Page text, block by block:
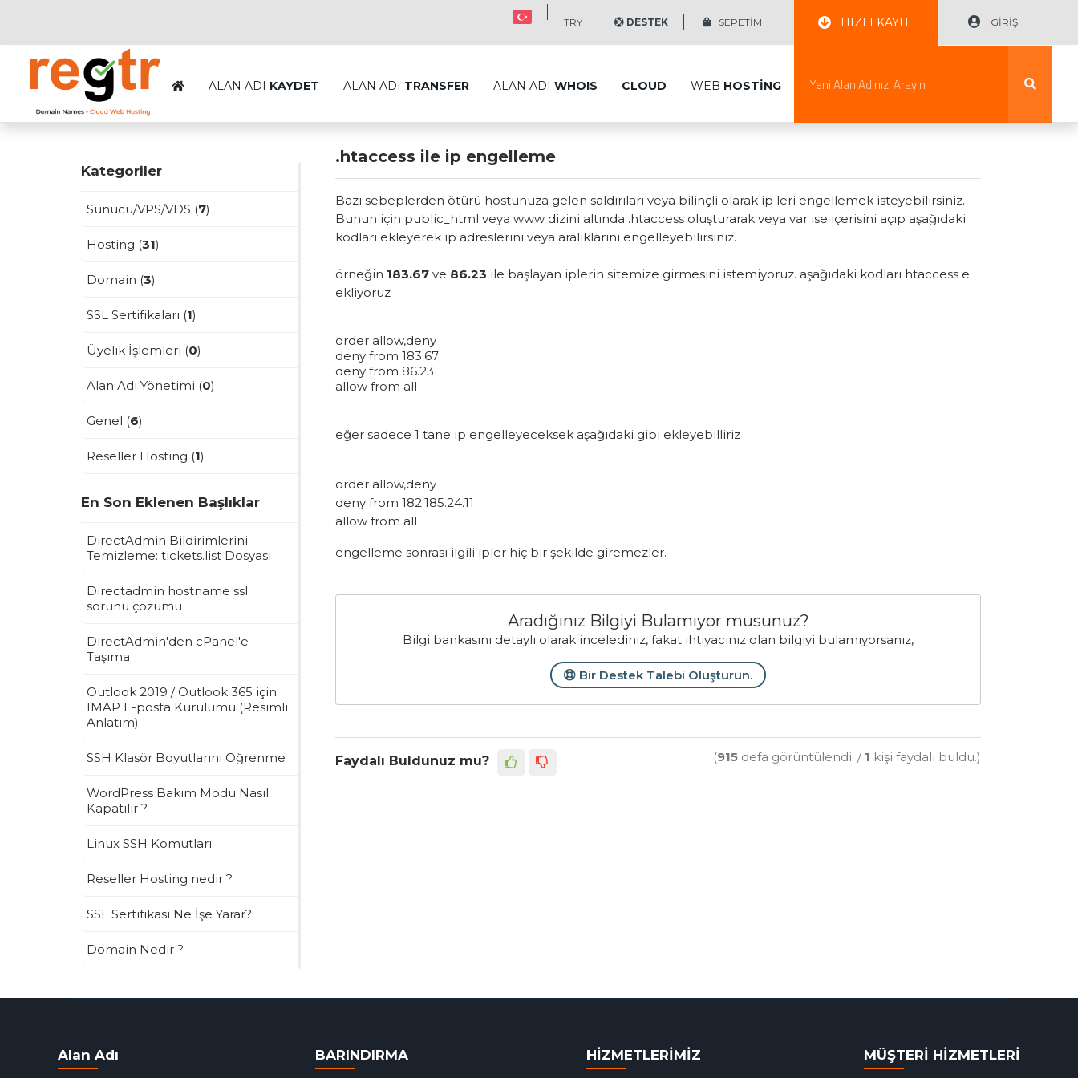
HIZLI KAYIT GİRİŞ
TRY DESTEK SEPETİM
ALAN ADI KAYDET ALAN ADI TRANSFER ALAN ADI WHOIS CLOUD WEB HOSTİNG
.htaccess ile ip engelleme
Bazı sebeplerden ötürü hostunuza gelen saldırıları veya bilinçli olarak ip leri engellemek isteyebilirsiniz.
Bunun için public_html veya www dizini altında .htaccess oluşturarak veya var ise içerisini açıp aşağıdaki
kodları ekleyerek ip adreslerini veya aralıklarını engelleyebilirsiniz.
örneğin 183.67ve 86.23 ile başlayan iplerin sitemize girmesini istemiyoruz. aşağıdaki kodları htaccess e
ekliyoruz :
order allow,deny
deny from 183.67
deny from 86.23
allow from all
eğer sadece 1 tane ip engelleyeceksek aşağıdaki gibi ekleyebilliriz
order allow,deny
deny from 182.185.24.11
allow from all
engelleme sonrası ilgili ipler hiç bir şekilde giremezler.
Aradığınız Bilgiyi Bulamıyor musunuz?
Bilgi bankasını detaylı olarak incelediniz, fakat ihtiyacınız olan bilgiyi bulamıyorsanız,
Bir Destek Talebi Oluşturun.
Faydalı Buldunuz mu? (915 defa görüntülendi. / 1 kişi faydalı buldu.)
Kategoriler
Sunucu/VPS/VDS (7)
Hosting (31)
Domain (3)
SSL Sertifikaları (1)
Üyelik İşlemleri (0)
Alan Adı Yönetimi (0)
Genel (6)
Reseller Hosting (1)
En Son Eklenen Başlıklar
DirectAdmin Bildirimlerini
Temizleme: tickets.list Dosyası
Directadmin hostname ssl
sorunu çözümü
DirectAdmin'den cPanel'e
Taşıma
Outlook 2019 / Outlook 365 için
IMAP E-posta Kurulumu (Resimli
Anlatım)
SSH Klasör Boyutlarını Öğrenme
WordPress Bakım Modu Nasıl
Kapatılır ?
Linux SSH Komutları
Reseller Hosting nedir ?
SSL Sertifikası Ne İşe Yarar?
Domain Nedir ?
Alan Adı BARINDIRMA HİZMETLERİMİZ MÜŞTERİ HİZMETLERİ